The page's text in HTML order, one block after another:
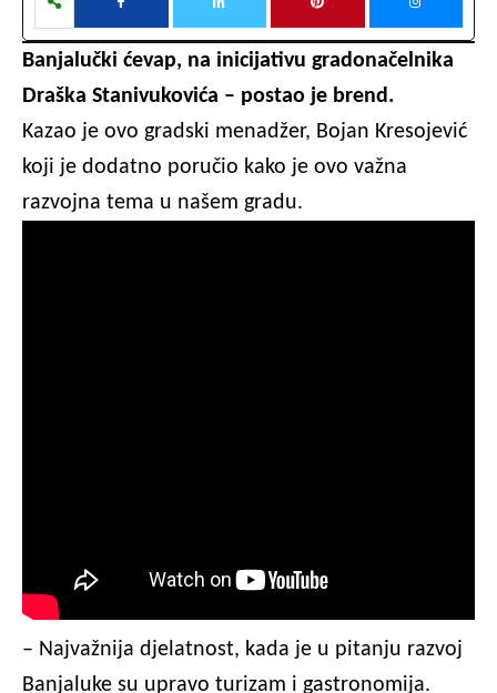
Banjalučki ćevap, na inicijativu gradonačelnika
Draška Stanivukovića – postao je brend.
Kazao je ovo gradski menadžer, Bojan Kresojević
koji je dodatno poručio kako je ovo važna
razvojna tema u našem gradu.
– Najvažnija djelatnost, kada je u pitanju razvoj
Banjaluke su upravo turizam i gastronomija.